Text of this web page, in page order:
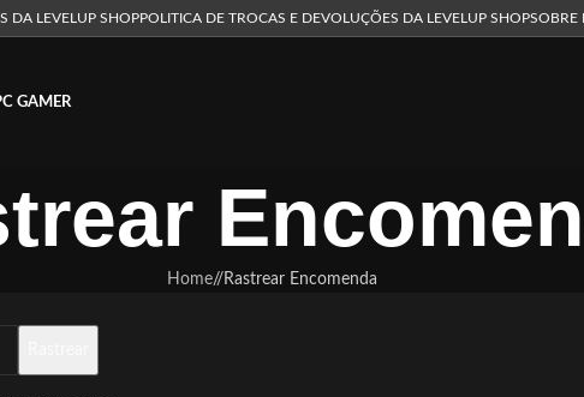
DA LEVELUP SHOPPOLITICA DE TROCAS E DEVOLUÇÕES DA LEVELUP SHOPSOBRE
GAMER
Home/
Rastrear Encomenda